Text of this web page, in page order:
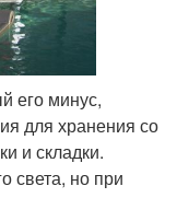
его минус,
для хранения со
и складки.
света, но при